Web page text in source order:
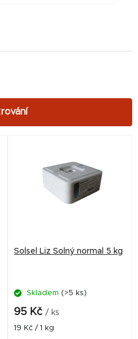
Solsel Liz Solný normal 5 kg
Skladem (>5 ks)
95 Kč / ks
Měrná
cena:
19 Kč / 1 kg